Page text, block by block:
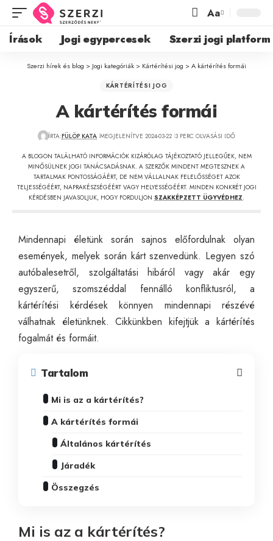
Aa
Írások Jogi egypercesek Szerzi jogi platform
Szerzi hírek és blog > Jogi kategóriák > Kártérítési jog >A kártérítés formái
KÁRTÉRÍTÉSI JOG
A kártérítés formái
ÍRTA:FÜLÖP KATA MEGJELENÍTVE 2024-03-22 3 PERC OLVASÁSI IDŐ
A BLOGON TALÁLHATÓ INFORMÁCIÓK KIZÁRÓLAG TÁJÉKOZTATÓ JELLEGŰEK, NEM
MINŐSÜLNEK JOGI TANÁCSADÁSNAK. A SZERZŐK MINDENT MEGTESZNEK A
TARTALMAK PONTOSSÁGÁÉRT, DE NEM VÁLLALNAK FELELŐSSÉGET AZOK
TELJESSÉGÉÉRT, NAPRAKÉSZSÉGÉÉRT VAGY HELYESSÉGÉÉRT. MINDEN KONKRÉT JOGI
KÉRDÉSBEN JAVASOLJUK, HOGY FORDULJON SZAKKÉPZETT ÜGYVÉDHEZ.
Mindennapi életünk során sajnos előfordulnak olyan
események, melyek során kárt szenvedünk. Legyen szó
autóbalesetről, szolgáltatási hibáról vagy akár egy
egyszerű, szomszéddal fennálló konfliktusról, a
kártérítési kérdések könnyen mindennapi részévé
válhatnak életünknek. Cikkünkben kifejtjük a kártérítés
fogalmát és formáit.
Tartalom
Mi is az a kártérítés?
A kártérítés formái
Általános kártérítés
Járadék
Összegzés
Mi is az a kártérítés?